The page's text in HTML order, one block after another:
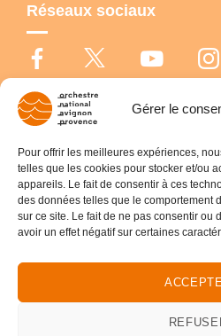
Gérer le
Pour offrir les meilleures expériences,
telles que les cookies pour stocker et/ou
appareils. Le fait de consentir à ces
des données telles que le comportement
sur ce site. Le fait de ne pas consentir ou
avoir un effet négatif sur certaines
Réseaux sociaux
© Copyright 2026 Orchestre national
cookies
Déclaration de